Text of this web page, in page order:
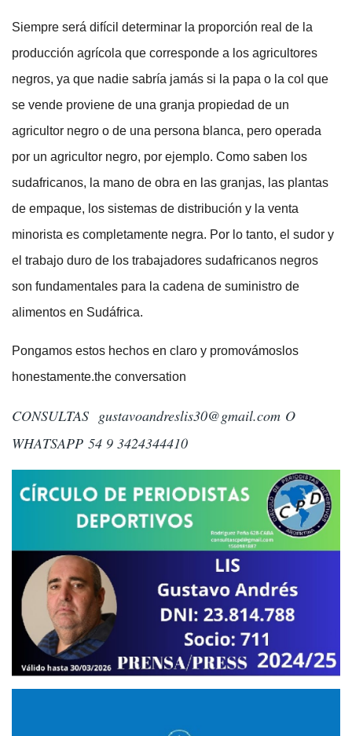
Siempre será difícil determinar la proporción real de la
producción agrícola que corresponde a los agricultores
negros, ya que nadie sabría jamás si la papa o la col que
se vende proviene de una granja propiedad de un
agricultor negro o de una persona blanca, pero operada
por un agricultor negro, por ejemplo. Como saben los
sudafricanos, la mano de obra en las granjas, las plantas
de empaque, los sistemas de distribución y la venta
minorista es completamente negra. Por lo tanto, el sudor y
el trabajo duro de los trabajadores sudafricanos negros
son fundamentales para la cadena de suministro de
alimentos en Sudáfrica.
Pongamos estos hechos en claro y promovámoslos
honestamente.the conversation
CONSULTAS gustavoandreslis30@gmail.com O
WHATSAPP 54 9 3424344410